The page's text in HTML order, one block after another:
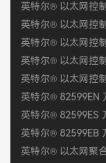
英特尔® 以太网控
英特尔® 以太网控
英特尔® 以太网控
英特尔® 以太网控
英特尔® 以太网控
英特尔® 82599EN
英特尔® 82599ES
英特尔® 82599EB
英特尔® 以太网聚